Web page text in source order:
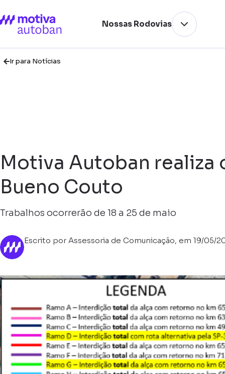
Nossas Rodovias
Ir para Notícias
Motiva Autoban realiza
Bueno Couto
Trabalhos ocorrerão de 18 a 25 de maio
Escrito por Assessoria de Comunicação, em 19/05/